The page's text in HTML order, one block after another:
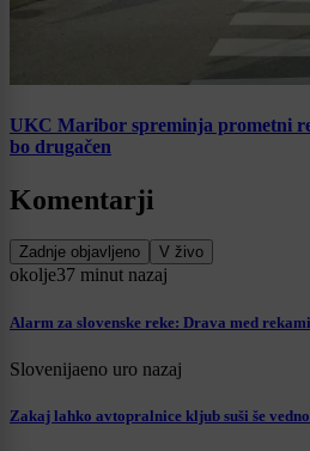
UKC Maribor spreminja prometni
bo drugačen
Komentarji
Zadnje objavljeno V živo
okolje37 minut nazaj
Alarm za slovenske reke: Drava med
Slovenijaeno uro nazaj
Zakaj lahko avtopralnice kljub suši še